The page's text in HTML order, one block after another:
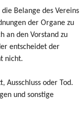
Belange des Vereins
der Organe zu
an den Vorstand zu
entscheidet der
nicht.
oder Tod.
und sonstige